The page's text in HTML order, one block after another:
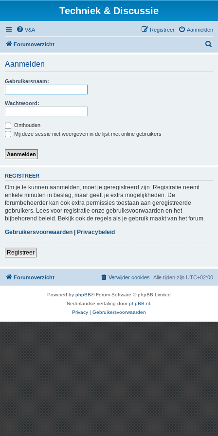
Techniek & Discussie
V&A Aanmelden
Registreer
Forumoverzicht
Aanmelden
Gebruikersnaam:
Wachtwoord:
Onthouden
Mij deze sessie niet weergeven in de lijst met online gebruikers
REGISTREER
Om je te kunnen aanmelden, moet je geregistreerd zijn. Registratie neemt
enkele minuten in beslag, maar geeft je extra mogelijkheden. De
forumbeheerder kan ook extra permissies toestaan aan geregistreerde
gebruikers. Lees voor registratie onze gebruiksvoorwaarden en het
bijbehorend beleid. Bekijk ook de regels als je gebruik maakt van het forum.
Gebruikersvoorwaarden | Privacybeleid
Registreer
Forumoverzicht Alle tijden zijn UTC+02:00
Verwijder cookies
Powered by phpBB® Forum Software © phpBB Limited
Nederlandse vertaling doorphpBB.nl
Privacy | Gebruikersvoorwaarden